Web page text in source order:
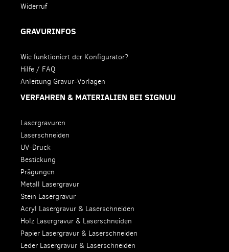
Widerruf
GRAVURINFOS
Wie funktioniert der Konfigurator?
Hilfe / FAQ
Anleitung Gravur-Vorlagen
VERFAHREN & MATERIALIEN BEI SIGNUU
Lasergravuren
Laserschneiden
UV-Druck
Bestickung
Prägungen
Metall Lasergravur
Stein Lasergravur
Acryl Lasergravur & Laserschneiden
Holz Lasergravur & Laserschneiden
Papier Lasergravur & Laserschneiden
Leder Lasergravur & Laserschneiden